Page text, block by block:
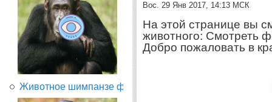
Животное шимпанзе фото...
Вос. 29 Янв 2017, 14:13 МСК
На этой странице вы
животного: Смотреть
Добро пожаловать в